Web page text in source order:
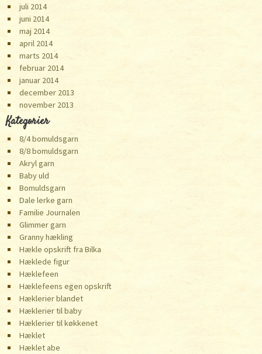
juli 2014
juni 2014
maj 2014
april 2014
marts 2014
februar 2014
januar 2014
december 2013
november 2013
Kategorier
8/4 bomuldsgarn
8/8 bomuldsgarn
Akryl garn
Baby uld
Bomuldsgarn
Dale lerke garn
Familie Journalen
Glimmer garn
Granny hækling
Hækle opskrift fra Bilka
Hæklede figur
Hæklefeen
Hæklefeens egen opskrift
Hæklerier blandet
Hæklerier til baby
Hæklerier til køkkenet
Hæklet
Hæklet abe